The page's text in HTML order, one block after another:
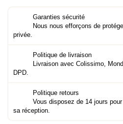
Garanties sécurité
Nous nous efforçons de
privée.
Politique de livraison
Livraison avec Colissimo,
DPD.
Politique retours
Vous disposez de 14 jours
sa réception.